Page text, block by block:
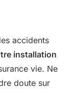
accidents
installation
vie. Ne
doute sur